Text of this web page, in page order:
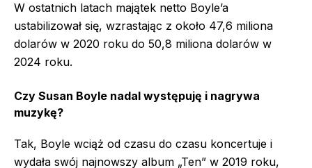
W ostatnich latach majątek netto Boyle’a
ustabilizował się, wzrastając z około 47,6 miliona
dolarów w 2020 roku do 50,8 miliona dolarów w
2024 roku.
Czy Susan Boyle nadal występuję i nagrywa
muzykę?
Tak, Boyle wciąż od czasu do czasu koncertuje i
wydała swój najnowszy album „Ten” w 2019 roku,